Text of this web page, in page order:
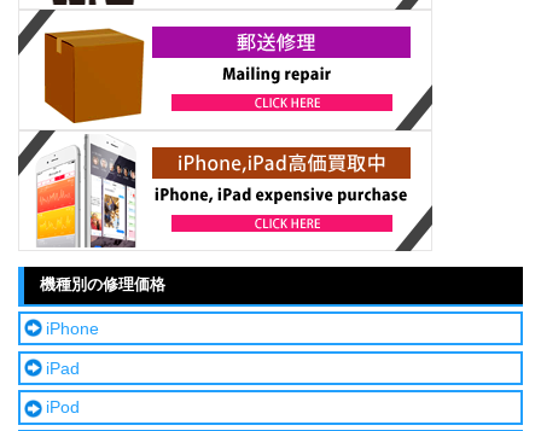
機種別の修理価格
iPhone
iPad
iPod